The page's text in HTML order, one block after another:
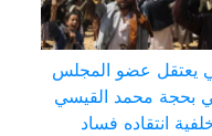
يعتقل عضو المجلس
بحجة محمد القيسي
انتقاده فساد